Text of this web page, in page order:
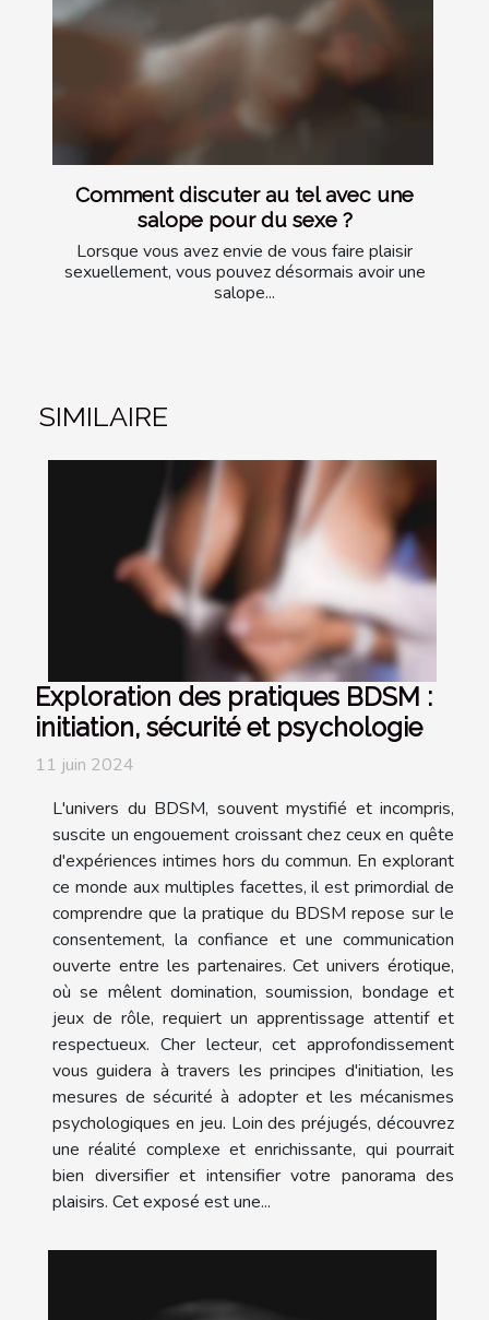
Comment discuter au tel avec une
salope pour du sexe ?
Lorsque vous avez envie de vous faire plaisir
sexuellement, vous pouvez désormais avoir une
salope...
SIMILAIRE
Exploration des pratiques BDSM :
initiation, sécurité et psychologie
11 juin 2024
L'univers du BDSM, souvent mystifié et incompris,
suscite un engouement croissant chez ceux en quête
d'expériences intimes hors du commun. En explorant
ce monde aux multiples facettes, il est primordial de
comprendre que la pratique du BDSM repose sur le
consentement, la confiance et une communication
ouverte entre les partenaires. Cet univers érotique,
où se mêlent domination, soumission, bondage et
jeux de rôle, requiert un apprentissage attentif et
respectueux. Cher lecteur, cet approfondissement
vous guidera à travers les principes d'initiation, les
mesures de sécurité à adopter et les mécanismes
psychologiques en jeu. Loin des préjugés, découvrez
une réalité complexe et enrichissante, qui pourrait
bien diversifier et intensifier votre panorama des
plaisirs. Cet exposé est une...